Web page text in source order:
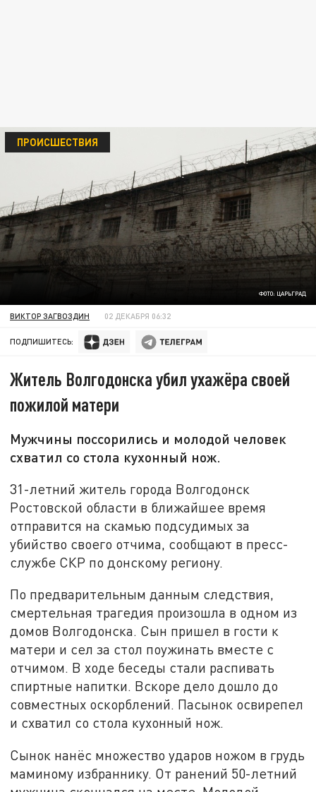
ФОТО: ЦАРЬГРАД
ПРОИСШЕСТВИЯ
ВИКТОР ЗАГВОЗДИН 02 ДЕКАБРЯ 06:32
ПОДПИШИТЕСЬ:
Житель Волгодонска убил ухажёра своей
пожилой матери
Мужчины поссорились и молодой человек
схватил со стола кухонный нож.
31-летний житель города Волгодонск
Ростовской области в ближайшее время
отправится на скамью подсудимых за
убийство своего отчима, сообщают в пресс-
службе СКР по донскому региону.
По предварительным данным следствия,
смертельная трагедия произошла в одном из
домов Волгодонска. Сын пришел в гости к
матери и сел за стол поужинать вместе с
отчимом. В ходе беседы стали распивать
спиртные напитки. Вскоре дело дошло до
совместных оскорблений. Пасынок освирепел
и схватил со стола кухонный нож.
Сынок нанёс множество ударов ножом в грудь
маминому избраннику. От ранений 50-летний